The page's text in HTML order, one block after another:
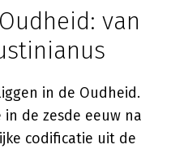
van
in de Oudheid.
in de zesde eeuw na
codificatie uit de